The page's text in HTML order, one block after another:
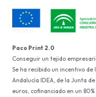
Paco Print 2.0
Conseguir un tejido
Se ha recibido un incentivo
Andalucía IDEA, de la Junta
euros, cofinanciado en un